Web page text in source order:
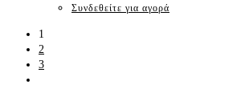
Συνδεθείτε για αγορά
1
2
3